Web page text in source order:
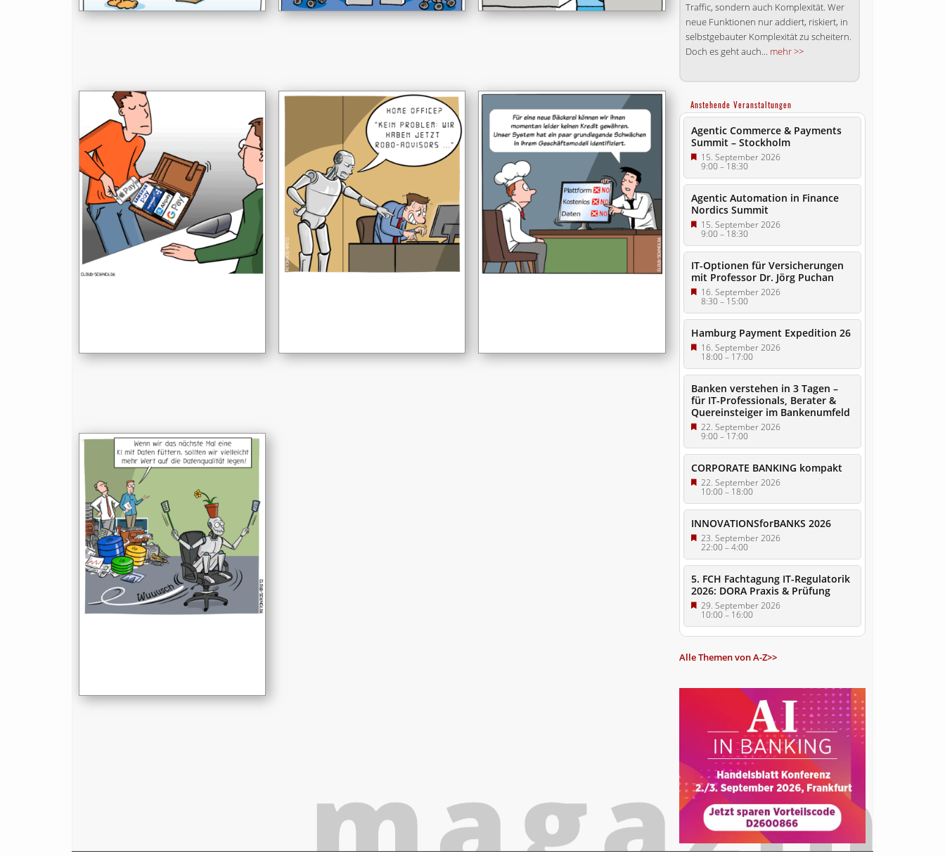
Traffic, sondern auch Komplexität. Wer
neue Funktionen nur addiert, riskiert, in
selbstgebauter Komplexität zu scheitern.
Doch es geht auch... mehr >>
Anstehende Veranstaltungen
Agentic Commerce & Payments
Summit – Stockholm
15. September 2026
9:00–18:30
Agentic Automation in Finance
Nordics Summit
15. September 2026
9:00–18:30
IT-Optionen für Versicherungen
mit Professor Dr. Jörg Puchan
16. September 2026
8:30–15:00
Hamburg Payment Expedition 26
16. September 2026
18:00– 17:00
Banken verstehen in 3 Tagen –
für IT-Professionals, Berater &
Quereinsteiger im Bankenumfeld
22. September 2026
9:00–17:00
CORPORATE BANKING kompakt
22. September 2026
10:00– 18:00
INNOVATIONSforBANKS 2026
23. September 2026
22:00–4:00
5. FCH Fachtagung IT-Regulatorik
2026: DORA Praxis & Prüfung
29. September 2026
10:00– 16:00
Alle Themen von A-Z>>